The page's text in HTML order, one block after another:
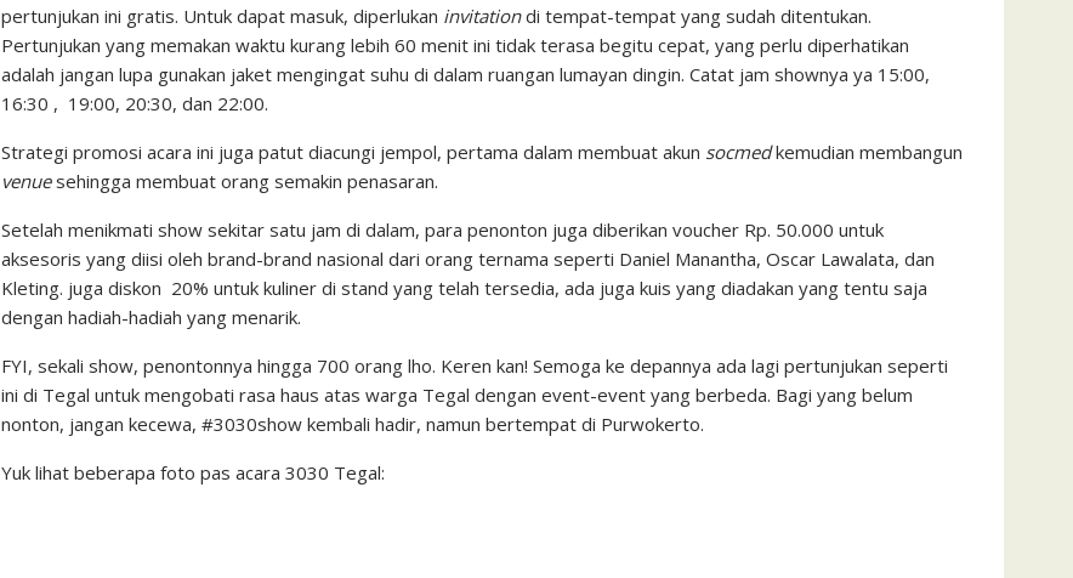
pertunjukan ini gratis. Untuk dapat masuk, diperlukan invitationdi tempat-tempat yang sudah ditentukan.
Pertunjukan yang memakan waktu kurang lebih 60 menit ini tidak terasa begitu cepat, yang perlu diperhatikan
adalah jangan lupa gunakan jaket mengingat suhu di dalam ruangan lumayan dingin. Catat jam shownya ya 15:00,
16:30 , 19:00, 20:30, dan 22:00.
Strategi promosi acara ini juga patut diacungi jempol, pertama dalam membuat akun socmedkemudian membangun
venuesehingga membuat orang semakin penasaran.
Setelah menikmati show sekitar satu jam di dalam, para penonton juga diberikan voucher Rp. 50.000 untuk
aksesoris yang diisi oleh brand-brand nasional dari orang ternama seperti Daniel Manantha, Oscar Lawalata, dan
Kleting. juga diskon 20% untuk kuliner di stand yang telah tersedia, ada juga kuis yang diadakan yang tentu saja
dengan hadiah-hadiah yang menarik.
FYI, sekali show, penontonnya hingga 700 orang lho. Keren kan! Semoga ke depannya ada lagi pertunjukan seperti
ini di Tegal untuk mengobati rasa haus atas warga Tegal dengan event-event yang berbeda. Bagi yang belum
nonton, jangan kecewa, #3030show kembali hadir, namun bertempat di Purwokerto.
Yuk lihat beberapa foto pas acara 3030 Tegal: